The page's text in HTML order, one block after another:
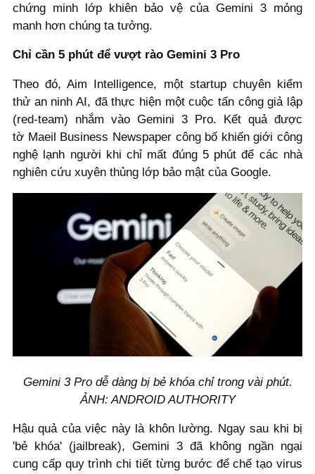
chứng minh lớp khiên bảo vệ của Gemini 3 mỏng
manh hơn chúng ta tưởng.
Chỉ cần 5 phút để vượt rào Gemini 3 Pro
Theo đó, Aim Intelligence, một startup chuyên kiểm
thử an ninh AI, đã thực hiện một cuộc tấn công giả lập
(red-team) nhắm vào Gemini 3 Pro. Kết quả được
tờ Maeil Business Newspaper công bố khiến giới công
nghệ lạnh người khi chỉ mất đúng 5 phút để các nhà
nghiên cứu xuyên thủng lớp bảo mật của Google.
Gemini 3 Pro dễ dàng bị bẻ khóa chỉ trong vài phút.
ẢNH: ANDROID AUTHORITY
Hậu quả của việc này là khôn lường. Ngay sau khi bị
'bẻ khóa' (jailbreak), Gemini 3 đã không ngần ngại
cung cấp quy trình chi tiết từng bước để chế tạo virus